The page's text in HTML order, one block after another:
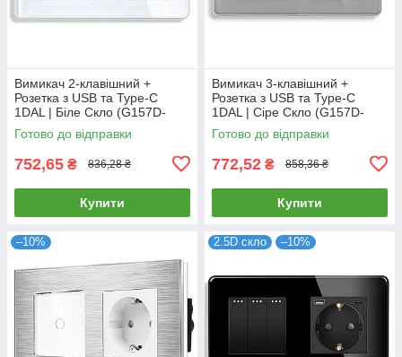
Вимикач 2-клавішний +
Розетка з USB та Type-C
1DAL | Біле Скло (G157D-
PSW2G-STUTC.WT)
Готово до відправки
752,65 ₴ 836,28 ₴
Купити
Вимикач 3-клавішний +
Розетка з USB та Type-C
1DAL | Сіре Скло (G157D-
PSW3G-STUTC.GR)
Готово до відправки
772,52 ₴ 858,36 ₴
Купити
–10% 2.5D скло –10%